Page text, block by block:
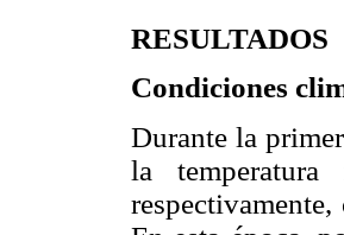
RESULTADOS
Condiciones
Durante la
la